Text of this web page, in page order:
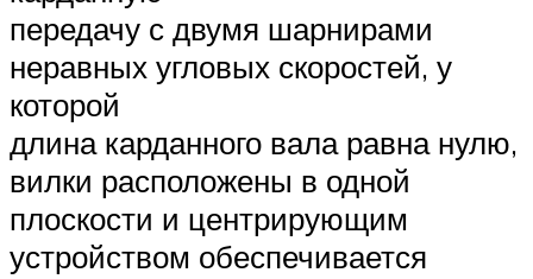
передачу с двумя шарнирами
неравных угловых скоростей, у
которой
длина карданного вала равна нулю,
вилки расположены в одной
плоскости и центрирующим
устройством обеспечивается